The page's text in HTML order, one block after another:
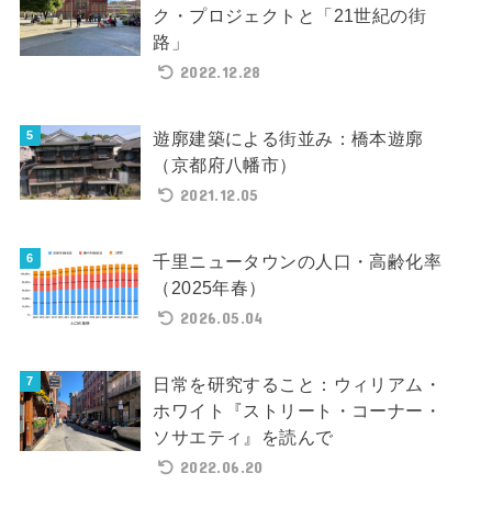
ク・プロジェクトと「21世紀の街
路」
2022.12.28
遊廓建築による街並み：橋本遊廓
（京都府八幡市）
2021.12.05
千里ニュータウンの人口・高齢化率
（2025年春）
2026.05.04
日常を研究すること：ウィリアム・
ホワイト『ストリート・コーナー・
ソサエティ』を読んで
2022.06.20